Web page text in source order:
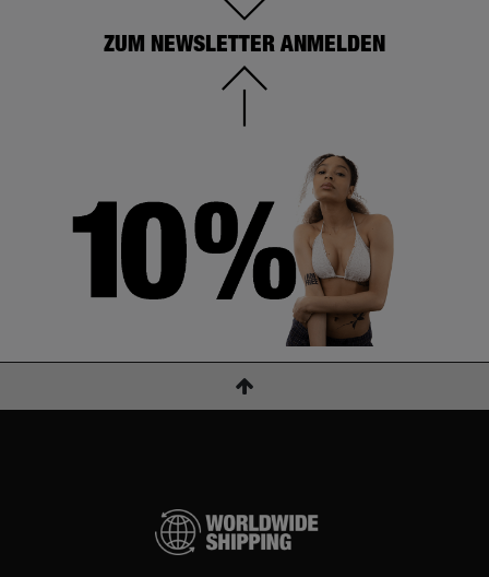
ZUM NEWSLETTER ANMELDEN